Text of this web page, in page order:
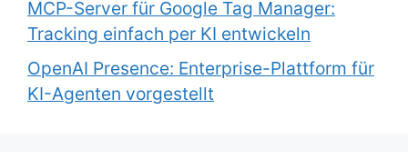
MCP-Server für Google Tag Manager:
Tracking einfach per KI entwickeln
OpenAI Presence: Enterprise-Plattform für
KI-Agenten vorgestellt